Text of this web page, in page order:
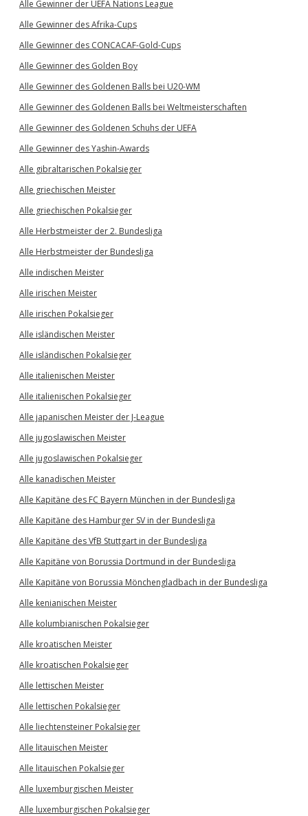
Alle Gewinner der UEFA Nations League
Alle Gewinner des Afrika-Cups
Alle Gewinner des CONCACAF-Gold-Cups
Alle Gewinner des Golden Boy
Alle Gewinner des Goldenen Balls bei U20-WM
Alle Gewinner des Goldenen Balls bei Weltmeisterschaften
Alle Gewinner des Goldenen Schuhs der UEFA
Alle Gewinner des Yashin-Awards
Alle gibraltarischen Pokalsieger
Alle griechischen Meister
Alle griechischen Pokalsieger
Alle Herbstmeister der 2. Bundesliga
Alle Herbstmeister der Bundesliga
Alle indischen Meister
Alle irischen Meister
Alle irischen Pokalsieger
Alle isländischen Meister
Alle isländischen Pokalsieger
Alle italienischen Meister
Alle italienischen Pokalsieger
Alle japanischen Meister der J-League
Alle jugoslawischen Meister
Alle jugoslawischen Pokalsieger
Alle kanadischen Meister
Alle Kapitäne des FC Bayern München in der Bundesliga
Alle Kapitäne des Hamburger SV in der Bundesliga
Alle Kapitäne des VfB Stuttgart in der Bundesliga
Alle Kapitäne von Borussia Dortmund in der Bundesliga
Alle Kapitäne von Borussia Mönchengladbach in der Bundesliga
Alle kenianischen Meister
Alle kolumbianischen Pokalsieger
Alle kroatischen Meister
Alle kroatischen Pokalsieger
Alle lettischen Meister
Alle lettischen Pokalsieger
Alle liechtensteiner Pokalsieger
Alle litauischen Meister
Alle litauischen Pokalsieger
Alle luxemburgischen Meister
Alle luxemburgischen Pokalsieger